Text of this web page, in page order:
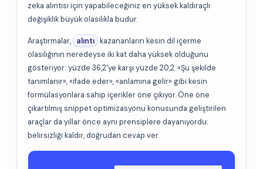
zeka alıntısı için yapabileceğiniz en yüksek kaldıraçlı
değişiklik büyük olasılıkla budur.
Araştırmalar, alıntı kazananların kesin dil içerme
olasılığının neredeyse iki kat daha yüksek olduğunu
gösteriyor: yüzde 36,2'ye karşı yüzde 20,2. «Şu şekilde
tanımlanır», «ifade eder», «anlamına gelir» gibi kesin
formülasyonlara sahip içerikler öne çıkıyor. Öne öne
çıkartılmış snippet optimizasyonu konusunda geliştirilen
araçlar da yıllar önce aynı prensiplere dayanıyordu:
belirsizliği kaldır, doğrudan cevap ver.